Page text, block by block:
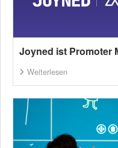
Joyned ist Promoter
Weiterlesen